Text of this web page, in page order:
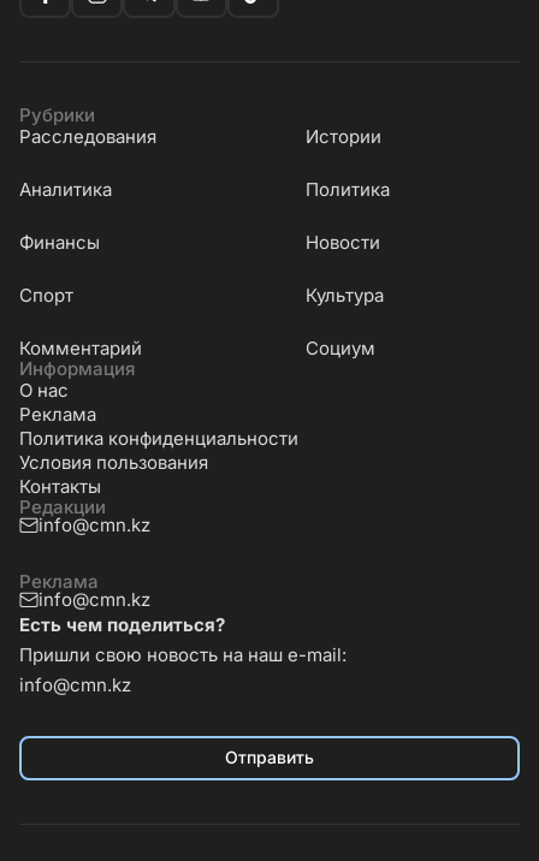
Рубрики
Расследования
Истории
Аналитика Политика
Финансы Новости
Cпорт Культура
Комментарий
Социум
Информация
О нас
Реклама
Политика конфиденциальности
Условия пользования
Контакты
Редакции
info@cmn.kz
Реклама
info@cmn.kz
Есть чем поделиться?
Пришли свою новость на наш e-mail:
info@cmn.kz
Отправить